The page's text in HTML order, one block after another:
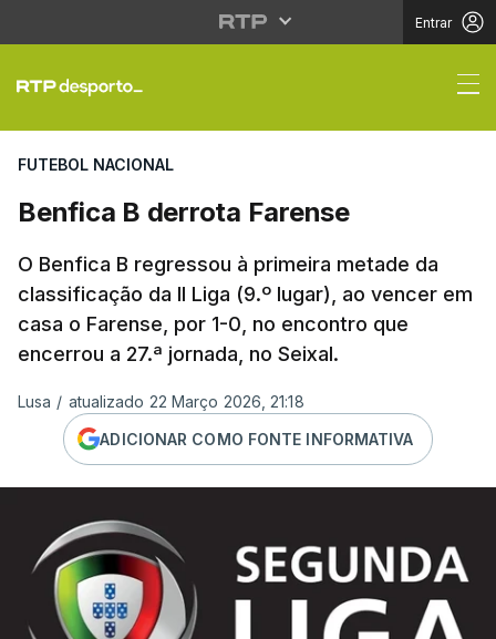
Entrar
Benfica B derrota
FUTEBOL NACIONAL
Benfica B derrota Farense
O Benfica B regressou à primeira metade da
classificação da II Liga (9.º lugar), ao vencer em
casa o Farense, por 1-0, no encontro que
encerrou a 27.ª jornada, no Seixal.
Lusa / atualizado 22 Março 2026, 21:18
ADICIONAR COMO FONTE INFORMATIVA